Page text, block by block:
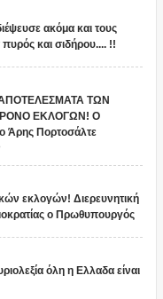
ακόμα και τους
και σιδήρου.... !!
ΤΩΝ
ΕΚΛΟΓΩΝ! Ο
Άρης Πορτοσάλτε
εκλογών! Διερευνητική
ο Πρωθυπουργός
όλη η Ελλαδα είναι